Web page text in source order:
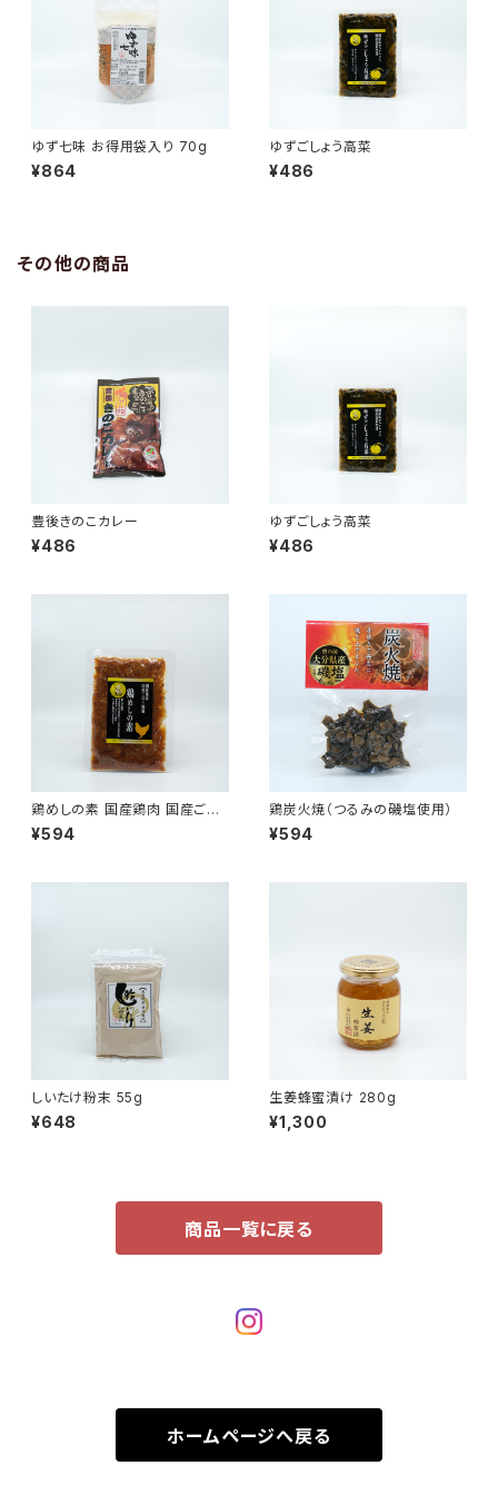
ゆず七味 お得用袋入り 70g
¥864
ゆずごしょう高菜
¥486
その他の商品
豊後きのこカレー
¥486
ゆずごしょう高菜
¥486
鶏めしの素 国産鶏肉 国産ごぼ
う まぜごはんの素
¥594
鶏炭火焼（つるみの磯塩使用）
¥594
しいたけ粉末 55g
¥648
生姜蜂蜜漬け 280g
¥1,300
商品一覧に戻る
ホームページへ戻る